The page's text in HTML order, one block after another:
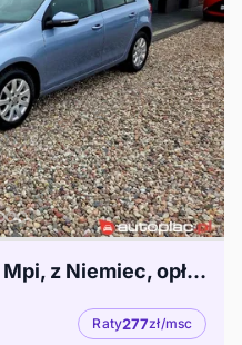
Volkswagen Golf 1.4 6, Mpi, z Niemiec, opłacony, GWARANCJA!!
Raty277zł/msc